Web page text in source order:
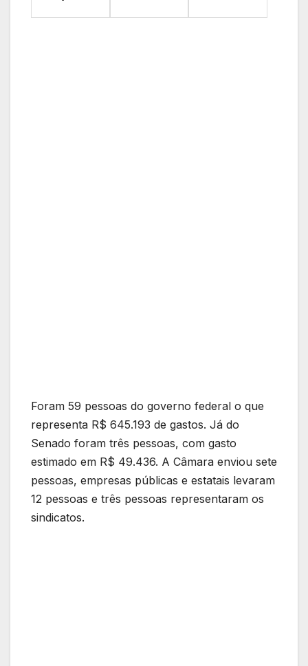
Foram 59 pessoas do governo federal o que
representa R$ 645.193 de gastos. Já do
Senado foram três pessoas, com gasto
estimado em R$ 49.436. A Câmara enviou sete
pessoas, empresas públicas e estatais levaram
12 pessoas e três pessoas representaram os
sindicatos.